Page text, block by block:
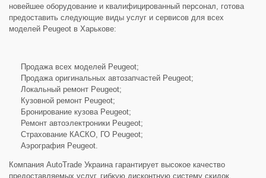
новейшее оборудование и квалифицированный персонал, готова
предоставить следующие виды услуг и сервисов для всех
моделей Peugeot в Харькове:
Продажа всех моделей Peugeot;
Продажа оригинальных автозапчастей Peugeot;
Локальный ремонт Peugeot;
Кузовной ремонт Peugeot;
Бронирование кузова Peugeot;
Ремонт автоэлектроники Peugeot;
Страхование КАСКО, ГО Peugeot;
Аэрография Peugeot.
Компания AutoTrade Украина гарантирует высокое качество
предоставляемых услуг, гибкую дисконтную систему скидок,